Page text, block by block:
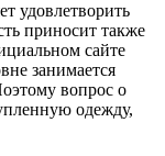
удовлетворить
приносит также
сайте
занимается
вопрос о
одежду,